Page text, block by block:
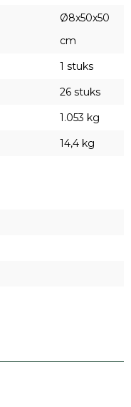
Ø8x50x50
cm
1 stuks
26 stuks
1.053 kg
14,4 kg